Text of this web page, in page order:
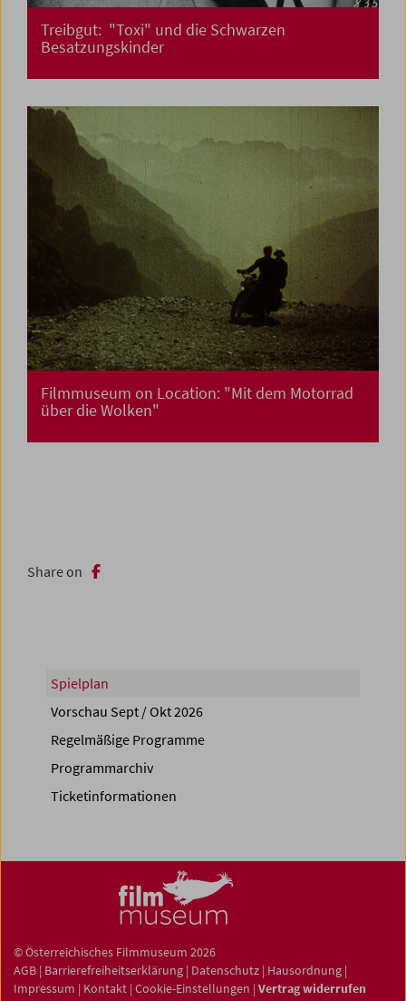
Treibgut: "Toxi" und die Schwarzen
Besatzungskinder
Filmmuseum on Location: "Mit dem Motorrad
über die Wolken"
Share on
Spielplan
Vorschau Sept / Okt 2026
Regelmäßige Programme
Programmarchiv
Ticketinformationen
© Österreichisches Filmmuseum 2026
AGB | Barrierefreiheitserklärung | Datenschutz | Hausordnung |
Impressum | Kontakt | Cookie-Einstellungen | Vertrag widerrufen